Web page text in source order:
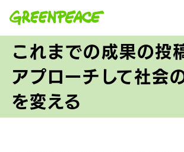
これまでの成果の投
アプローチして社会
を変える